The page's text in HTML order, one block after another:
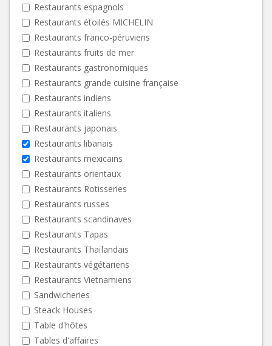
Restaurants espagnols
Restaurants étoilés MICHELIN
Restaurants franco-péruviens
Restaurants fruits de mer
Restaurants gastronomiques
Restaurants grande cuisine française
Restaurants indiens
Restaurants italiens
Restaurants japonais
Restaurants libanais
Restaurants mexicains
Restaurants orientaux
Restaurants Rotisseries
Restaurants russes
Restaurants scandinaves
Restaurants Tapas
Restaurants Thaïlandais
Restaurants végétariens
Restaurants Vietnamiens
Sandwicheries
Steack Houses
Table d'hôtes
Tables d'affaires